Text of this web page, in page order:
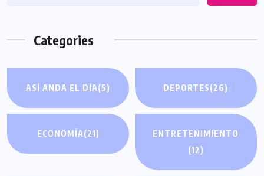
Categories
ASÍ ANDA EL DÍA(5) DEPORTES(26)
ECONOMÍA(21)
ENTRETENIMIENTO
(12)